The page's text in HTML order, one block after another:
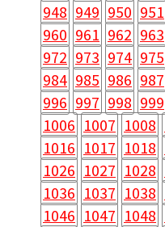
948 949 950 951
960 961 962 963
972 973 974 975
984 985 986 987
996 997 998 999
1006 1007 1008
1016 1017 1018
1026 1027 1028
1036 1037 1038
1046 1047 1048